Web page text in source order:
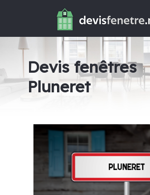
Devis fenêtres
Pluneret